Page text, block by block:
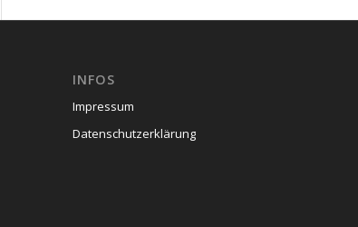
INFOS
Impressum
Datenschutzerklärung